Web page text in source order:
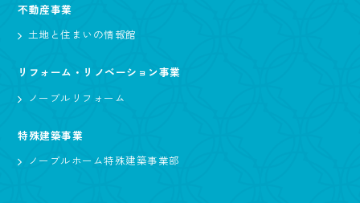
不動産事業
土地と住まいの情報館
リフォーム・リノベーション事業
ノーブルリフォーム
特殊建築事業
ノーブルホーム特殊建築事業部